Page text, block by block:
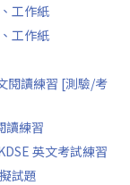
工作紙
工作紙
閱讀練習 [測驗/考
讀練習
英文考試練習
試題